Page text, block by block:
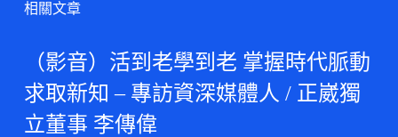
相關文章
（影音）活到老學到老 掌握時代脈動
求取新知 – 專訪資深媒體人 / 正崴獨
立董事 李傳偉